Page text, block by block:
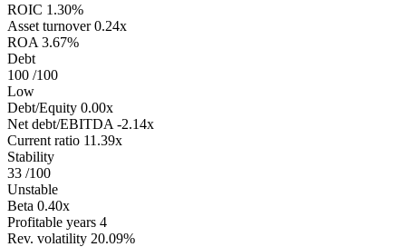
ROIC 1.30%
Asset turnover 0.24x
ROA 3.67%
Debt
100 /100
Low
Debt/Equity 0.00x
Net debt/EBITDA -2.14x
Current ratio 11.39x
Stability
33 /100
Unstable
Beta 0.40x
Profitable years 4
Rev. volatility 20.09%